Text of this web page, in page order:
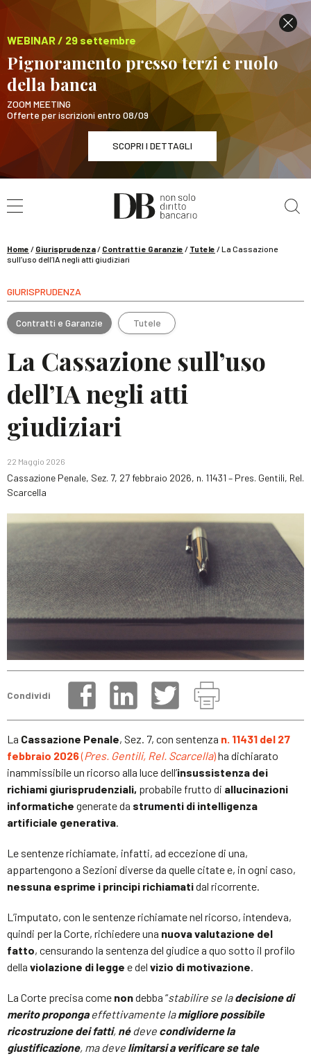
WEBINAR / 29 settembre
Pignoramento presso terzi e ruolo
della banca
ZOOM MEETING
Offerte per iscrizioni entro 08/09
SCOPRI I DETTAGLI
WEBINAR / 29 settembre
Pignoramento presso terzi e ruolo della banca
Home / Giurisprudenza/ Contratti e Garanzie / Tutele /La Cassazione
sull’uso dell’IA negli atti giudiziari
GIURISPRUDENZA
Contratti e Garanzie Tutele
La Cassazione sull’uso
dell’IA negli atti
giudiziari
22 Maggio 2026
Cassazione Penale, Sez. 7, 27 febbraio 2026, n. 11431 – Pres. Gentili, Rel.
Scarcella
Condividi
La Cassazione Penale, Sez. 7, con sentenza n. 11431 del 27
febbraio 2026(Pres. Gentili, Rel. Scarcella)ha dichiarato
inammissibile un ricorso alla luce dell’insussistenza dei
richiami giurisprudenziali, probabile frutto di allucinazioni
informatiche generate da strumenti di intelligenza
artificiale generativa.
Le sentenze richiamate, infatti, ad eccezione di una,
appartengono a Sezioni diverse da quelle citate e, in ogni caso,
nessuna esprime i principi richiamatidal ricorrente.
L’imputato, con le sentenze richiamate nel ricorso, intendeva,
quindi per la Corte, richiedere una nuova valutazione del
fatto, censurando la sentenza del giudice a quo sotto il profilo
della violazione di legge e del vizio di motivazione.
La Corte precisa come nondebba “stabilire se ladecisione di
merito propongaeffettivamente lamigliore possibile
ricostruzione dei fatti, nédeve condividerne la
giustificazione, ma deve limitarsi a verificare se tale